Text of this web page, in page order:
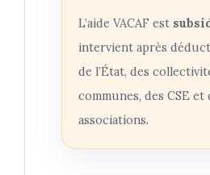
L’aide VACAF est
intervient après
de l’État, des
communes, des CSE et
associations.